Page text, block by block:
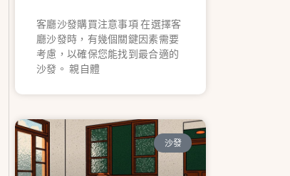
客廳沙發購買注意事項 在選擇客
廳沙發時，有幾個關鍵因素需要
考慮，以確保您能找到最合適的
沙發。 親自體
沙發